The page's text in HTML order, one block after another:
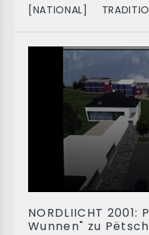
[NATIONAL]
NORDLIICHT
Wunnen" zu